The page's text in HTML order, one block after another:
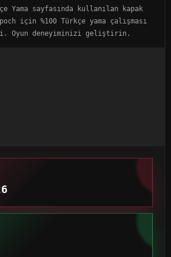
Yama sayfasında kullanılan kapak
için %100 Türkçe yama çalışması
Oyun deneyiminizi geliştirin.